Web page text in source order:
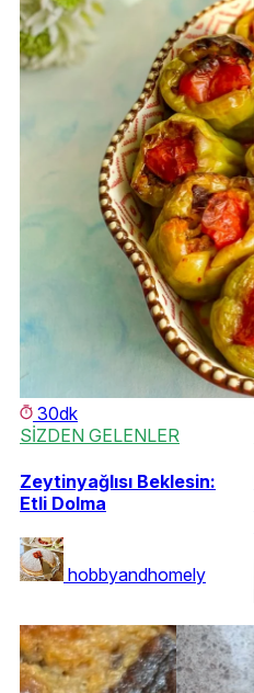
30dk
SİZDEN GELENLER
Zeytinyağlısı Beklesin:
Etli Dolma
hobbyandhomely